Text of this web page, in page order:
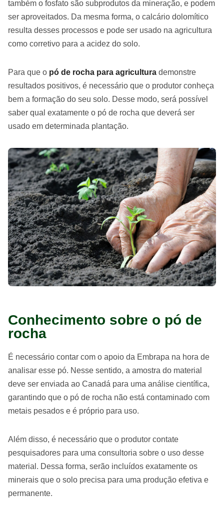
também o fosfato são subprodutos da mineração, e podem
ser aproveitados. Da mesma forma, o calcário dolomítico
resulta desses processos e pode ser usado na agricultura
como corretivo para a acidez do solo.
Para que o pó de rocha para agricultura demonstre
resultados positivos, é necessário que o produtor conheça
bem a formação do seu solo. Desse modo, será possível
saber qual exatamente o pó de rocha que deverá ser
usado em determinada plantação.
Conhecimento sobre o pó de
rocha
É necessário contar com o apoio da Embrapa na hora de
analisar esse pó. Nesse sentido, a amostra do material
deve ser enviada ao Canadá para uma análise científica,
garantindo que o pó de rocha não está contaminado com
metais pesados e é próprio para uso.
Além disso, é necessário que o produtor contate
pesquisadores para uma consultoria sobre o uso desse
material. Dessa forma, serão incluídos exatamente os
minerais que o solo precisa para uma produção efetiva e
permanente.